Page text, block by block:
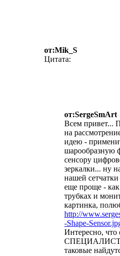
от:Mik_S
Цитата:
от:SergeSmArt
Всем привет...
на
идею -
шарообразную
сенсору
зеркалки... ну
нашей сетчатки
еще проще -
трубках и
картинка,
http://
-Shape-
Интересно, что
таковые